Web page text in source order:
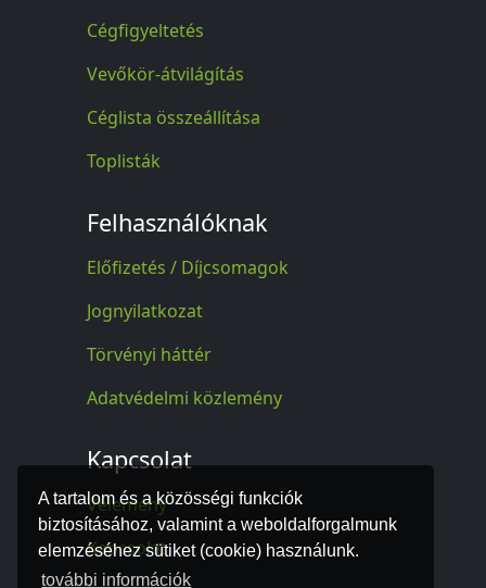
A tartalom és a közösségi funkciók
biztosításához, valamint a weboldalforgalmunk
elemzéséhez sütiket (cookie) használunk.
további információk
Cégfigyeltetés
Vevőkör-átvilágítás
Céglista összeállítása
Toplisták
Felhasználóknak
Előfizetés / Díjcsomagok
Jognyilatkozat
Törvényi háttér
Adatvédelmi közlemény
Kapcsolat
Vélemény
Kapcsolat